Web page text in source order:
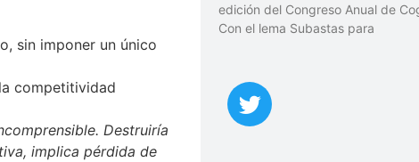
sin imponer un único
competitividad
Destruiría
implica pérdida de
edición del Congreso Anual de
Con el lema Subastas para